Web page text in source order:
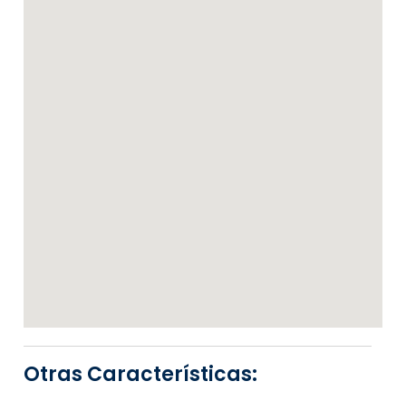
Otras Características: